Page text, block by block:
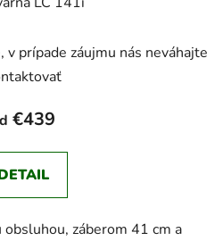
prípade záujmu nás neváhajte
€439
obsluhou, záberom 41 cm a